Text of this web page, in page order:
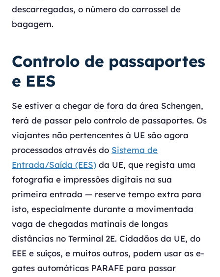
descarregadas, o número do carrossel de
bagagem.
Controlo de passaportes
e EES
Se estiver a chegar de fora da área Schengen,
terá de passar pelo controlo de passaportes. Os
viajantes não pertencentes à UE são agora
processados através do Sistema de
Entrada/Saída (EES) da UE, que regista uma
fotografia e impressões digitais na sua
primeira entrada — reserve tempo extra para
isto, especialmente durante a movimentada
vaga de chegadas matinais de longas
distâncias no Terminal 2E. Cidadãos da UE, do
EEE e suíços, e muitos outros, podem usar as e-
gates automáticas PARAFE para passar